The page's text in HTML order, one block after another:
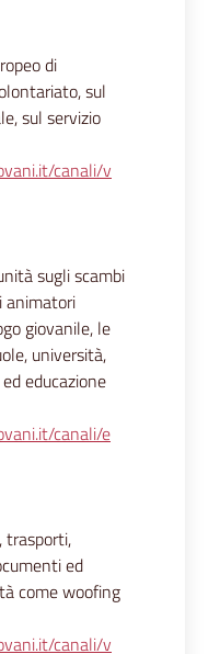
di
sul
sul servizio
canali/v
sugli scambi
animatori
giovanile, le
università,
educazione
canali/e
trasporti,
ed
come woofing
canali/v